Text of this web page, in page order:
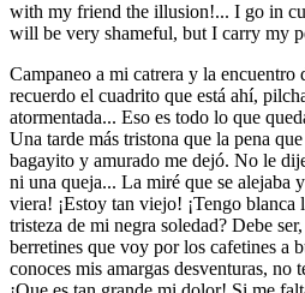
with my friend the illusion!... I go in
will be very shameful, but I carry my
Campaneo a mi catrera y la encuentro
recuerdo el cuadrito que está ahí,
atormentada... Eso es todo lo que
Una tarde más tristona que la pena
bagayito y amurado me dejó. No le
ni una queja... La miré que se alejaba
viera! ¡Estoy tan viejo! ¡Tengo blanca
tristeza de mi negra soledad? Debe
berretines que voy por los cafetines a
conoces mis amargas desventuras, no